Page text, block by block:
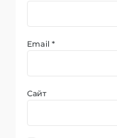
Email*
Сайт